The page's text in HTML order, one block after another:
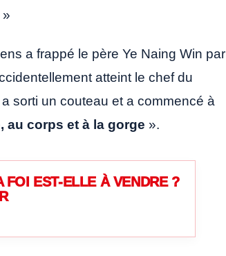
»
a frappé le père Ye Naing Win par
atteint le chef du
sorti un couteau et a commencé à
au corps et à la gorge ».
EST-ELLE À VENDRE ?